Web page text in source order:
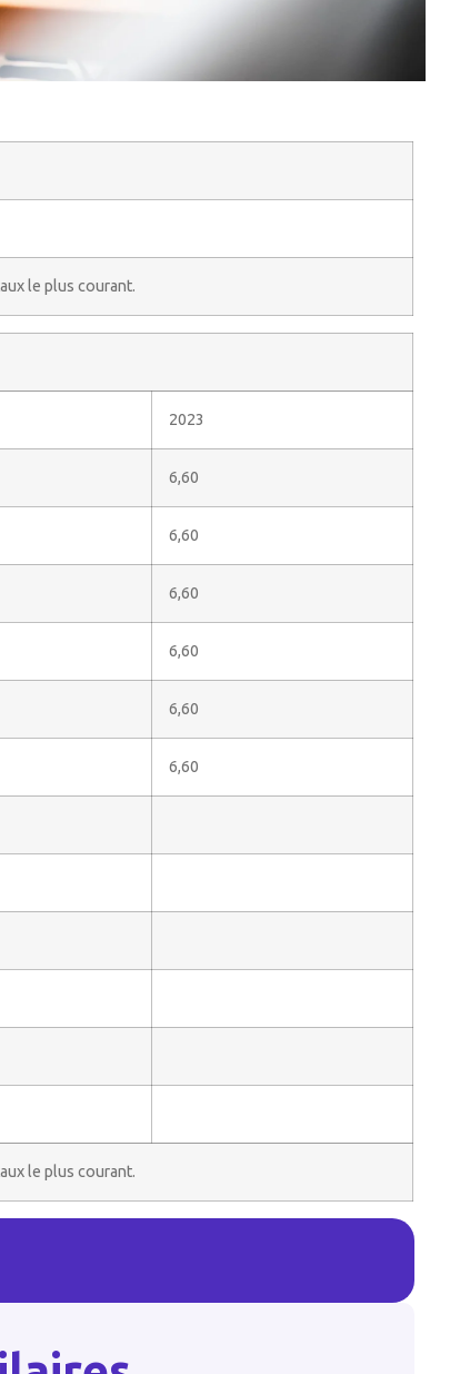
le plus courant.
2023
6,60
6,60
6,60
6,60
6,60
6,60
le plus courant.